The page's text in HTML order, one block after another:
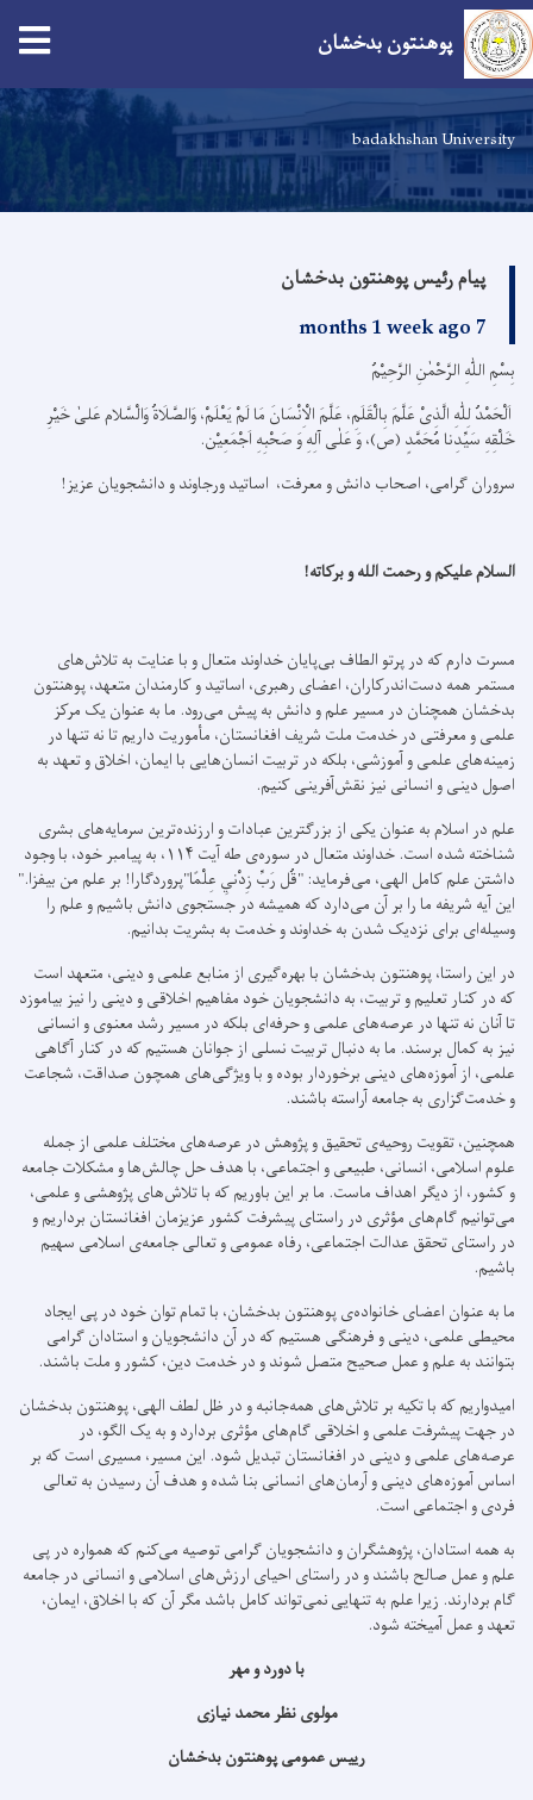
to
main
content
پوهنتون بدخشان
badakhshan University
پیام رئیس پوهنتون بدخشان
7 months 1 week ago
بِسْمِ اللّٰهِ الرَّحْمٰنِ الرَّحِیْمُ
اَلْحَمْدُ لِلّٰهِ الَّذِیْ عَلَّمَ بِالْقَلَمِ، عَلَّمَ الْاِنْسَانَ مَا لَمْ یَعْلَمْ، وَالصَّلَاةُ وَالْسَّلام عَلیٰ خَیْرِ
خَلْقِهِ سَیِّدِنا مُحَمَّدٍ (ص)، وَ عَلٰی آلِهِ وَ صَحْبِهِ اَجْمَعِیْن.
سروران گرامی، اصحاب دانش و معرفت، اساتید ورجاوند و دانشجویان عزیز!
السلام علیکم و رحمت الله و برکاته!
مسرت دارم که در پرتو الطاف بی‌پایان خداوند متعال و با عنایت به تلاش‌های
مستمر همه دست‌اندرکاران، اعضای رهبری، اساتید و کارمندان متعهد، پوهنتون
بدخشان همچنان در مسیر علم و دانش به پیش می‌رود. ما به عنوان یک مرکز
علمی و معرفتی در خدمت ملت شریف افغانستان، مأموریت داریم تا نه تنها در
زمینه‌های علمی و آموزشی، بلکه در تربیت انسان‌هایی با ایمان، اخلاق و تعهد به
اصول دینی و انسانی نیز نقش‌آفرینی کنیم.
علم در اسلام به عنوان یکی از بزرگترین عبادات و ارزنده‌ترین سرمایه‌های بشری
شناخته شده است. خداوند متعال در سوره‌ی طه آیت ۱۱۴، به پیامبر خود، با وجود
داشتن علم کامل الهی‌، می‌فرماید: "قُل رَبِّ زِدْنِي عِلْمًا"پروردگارا! بر علم من بیفزا."
این آیه شریفه ما را بر آن می‌دارد که همیشه در جستجوی دانش باشیم و علم را
وسیله‌ای برای نزدیک شدن به خداوند و خدمت به بشریت بدانیم.
در این راستا، پوهنتون بدخشان با بهره‌گیری از منابع علمی و دینی، متعهد است
که در کنار تعلیم و تربیت، به دانشجویان خود مفاهیم اخلاقی و دینی را نیز بیاموزد
تا آنان نه تنها در عرصه‌های علمی و حرفه‌ای بلکه در مسیر رشد معنوی و انسانی
نیز به کمال برسند. ما به دنبال تربیت نسلی از جوانان هستیم که در کنار آگاهی
علمی، از آموزه‌های دینی برخوردار بوده و با ویژگی‌های همچون صداقت، شجاعت
و خدمت‌گزاری به جامعه آراسته باشند.
همچنین، تقویت روحیه‌ی تحقیق و پژوهش در عرصه‌های مختلف علمی از جمله
علوم اسلامی، انسانی، طبیعی و اجتماعی، با هدف حل چالش‌ها و مشکلات جامعه
و کشور، از دیگر اهداف ماست. ما بر این باوریم که با تلاش‌های پژوهشی و علمی،
می‌توانیم گام‌های مؤثری در راستای پیشرفت کشور عزیزمان افغانستان برداریم و
در راستای تحقق عدالت اجتماعی، رفاه عمومی و تعالی جامعه‌ی اسلامی سهیم
باشیم.
ما به عنوان اعضای خانواده‌ی پوهنتون بدخشان، با تمام توان خود در پی ایجاد
محیطی علمی، دینی و فرهنگی هستیم که در آن دانشجویان و استادان گرامی
بتوانند به علم و عمل صحیح متصل شوند و در خدمت دین، کشور و ملت باشند.
امیدواریم که با تکیه بر تلاش‌های همه‌جانبه و در ظل لطف الهی، پوهنتون بدخشان
در جهت پیشرفت علمی و اخلاقی گام‌های مؤثری بردارد و به یک الگو، در
عرصه‌های علمی و دینی در افغانستان تبدیل شود. این مسیر، مسیری است که بر
اساس آموزه‌های دینی و آرمان‌های انسانی بنا شده و هدف آن رسیدن به تعالی
فردی و اجتماعی است.
به همه استادان، پژوهشگران و دانشجویان گرامی توصیه می‌کنم که همواره در پی
علم و عمل صالح باشند و در راستای احیای ارزش‌های اسلامی و انسانی در جامعه
گام بردارند. زیرا علم به تنهایی نمی‌تواند کامل باشد مگر آن که با اخلاق، ایمان،
تعهد و عمل آمیخته شود.
با دورد و مهر
مولوی نظر محمد نیازی
رییس عمومی پوهنتون بدخشان